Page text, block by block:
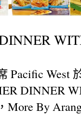
Pacific West
DINNER
By